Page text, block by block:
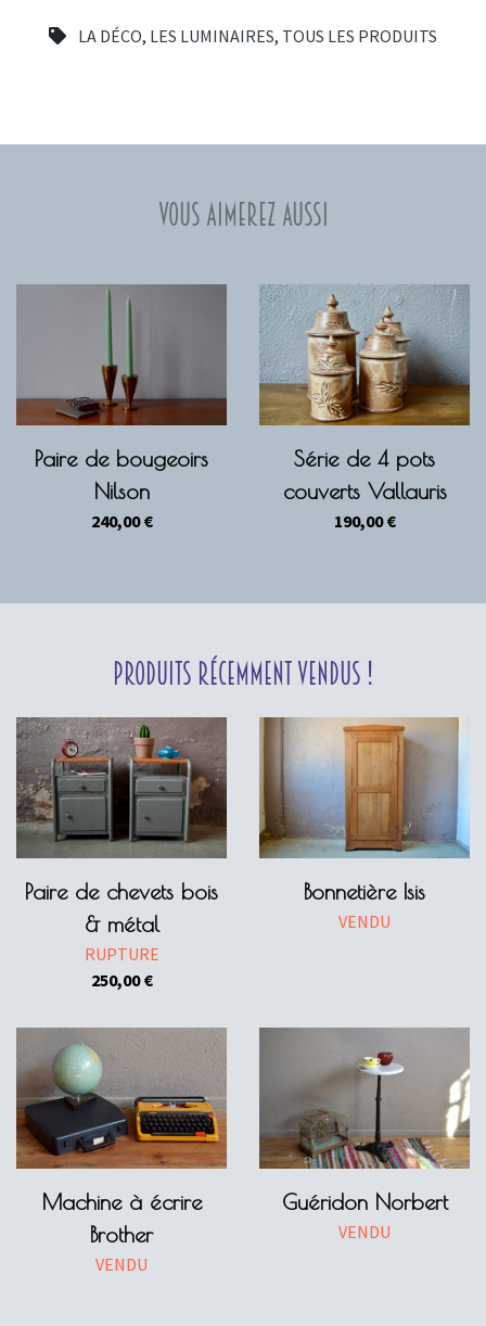
LA DÉCO, LES LUMINAIRES, TOUS LES PRODUITS
Vous aimerez aussi
Paire de bougeoirs
Nilson
240,00€
Série de 4 pots
couverts Vallauris
190,00€
Produits récemment vendus !
Paire de chevets bois
& métal
RUPTURE
250,00€
Bonnetière Isis
VENDU
Machine à écrire
Brother
VENDU
Guéridon Norbert
VENDU